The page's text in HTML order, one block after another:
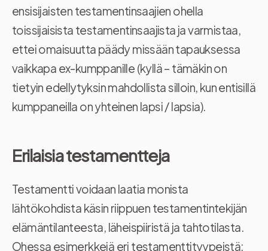
ensisijaisten testamentinsaajien ohella
toissijaisista testamentinsaajista ja varmistaa,
ettei omaisuutta päädy missään tapauksessa
vaikkapa ex-kumppanille (kyllä – tämäkin on
tietyin edellytyksin mahdollista silloin, kun entisillä
kumppaneilla on yhteinen lapsi / lapsia).
Erilaisia testamentteja
Testamentti voidaan laatia monista
lähtökohdista käsin riippuen testamentintekijän
elämäntilanteesta, läheispiiristä ja tahtotilasta.
Ohessa esimerkkejä eri testamenttityypeistä: